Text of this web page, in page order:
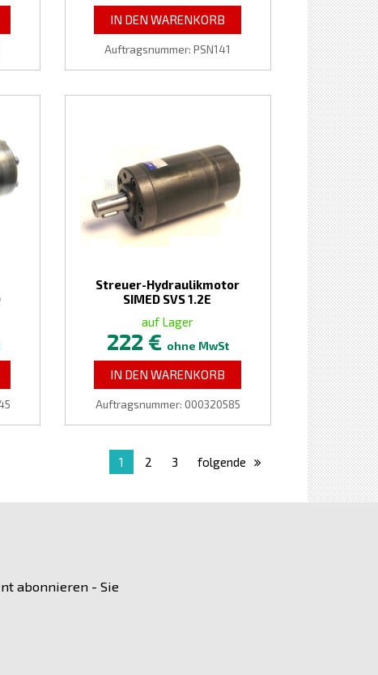
IN DEN WARENKORB
Auftragsnummer: PSN141
Streuer-Hydraulikmotor
SIMED SVS 1.2E
auf Lager
222 € ohne MwSt
IN DEN WARENKORB
Auftragsnummer: 000320585
1 2 3 folgende
abonnieren - Sie